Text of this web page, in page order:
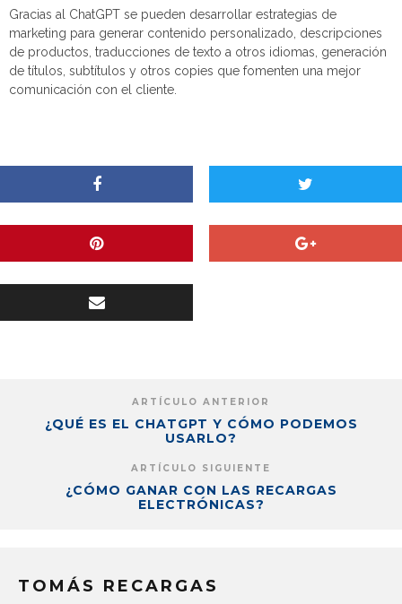
Gracias al ChatGPT se pueden desarrollar estrategias de
marketing para generar contenido personalizado, descripciones
de productos, traducciones de texto a otros idiomas, generación
de títulos, subtítulos y otros copies que fomenten una mejor
comunicación con el cliente.
ARTÍCULO ANTERIOR
¿QUÉ ES EL CHATGPT Y CÓMO PODEMOS
USARLO?
ARTÍCULO SIGUIENTE
¿CÓMO GANAR CON LAS RECARGAS
ELECTRÓNICAS?
TOMÁS RECARGAS